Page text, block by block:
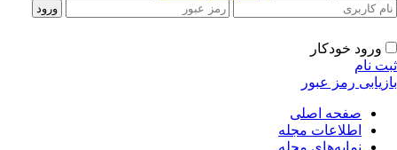
ورود خودکار
نام
رمز عبور
صفحه اصلی
اطلاعات مجله
نمایه‌های مجله